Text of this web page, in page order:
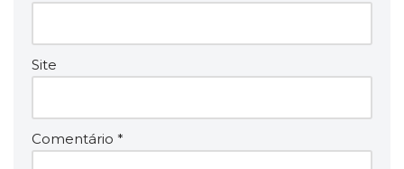
Site
Comentário *